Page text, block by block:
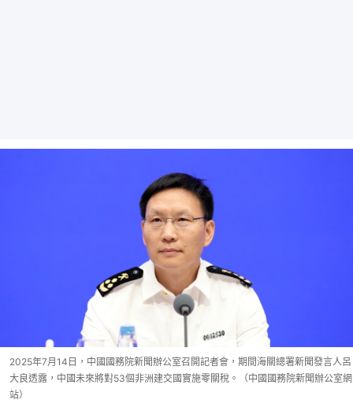
2025年7月14日，中國國務院新聞辦公室召開記者會，期間海關總署新聞發言人呂
大良透露，中國未來將對53個非洲建交國實施零關稅。（中國國務院新聞辦公室網
站）